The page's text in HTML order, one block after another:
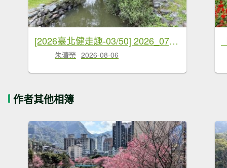
[2026臺北健走趣-03/50] 2026_0710_大湖公園(防災公園)
朱清榮 2026-08-06
作者其他相簿